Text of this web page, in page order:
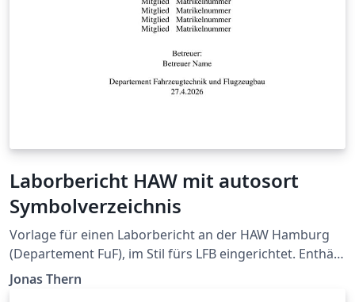
Laborbericht HAW mit autosort
Symbolverzeichnis
Vorlage für einen Laborbericht an der HAW Hamburg
(Departement FuF), im Stil fürs LFB eingerichtet. Enthält
ein Skript für ein Symbolverzeichnis, das automatisch
erstellt wird und einige Kurzbefehle fürs Einfügen von
Jonas Thern